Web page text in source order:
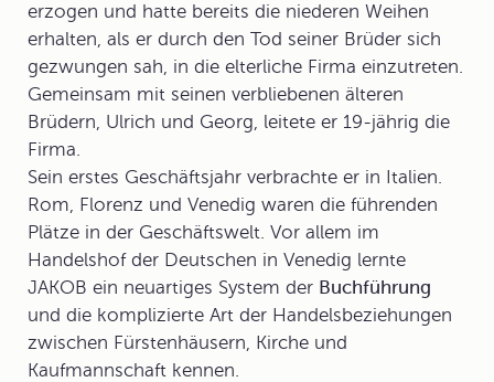
erzogen und hatte bereits die niederen Weihen
erhalten, als er durch den Tod seiner Brüder sich
gezwungen sah, in die elterliche Firma einzutreten.
Gemeinsam mit seinen verbliebenen älteren
Brüdern, Ulrich und Georg, leitete er 19-jährig die
Firma.
Sein erstes Geschäftsjahr verbrachte er in Italien.
Rom, Florenz und Venedig waren die führenden
Plätze in der Geschäftswelt. Vor allem im
Handelshof der Deutschen in Venedig lernte
JAKOB ein neuartiges System der Buchführung
und die komplizierte Art der Handelsbeziehungen
zwischen Fürstenhäusern, Kirche und
Kaufmannschaft kennen.